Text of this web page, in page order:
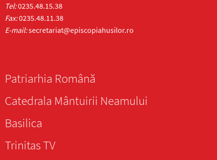
Tel:0235.48.15.38
Fax:0235.48.11.38
E-mail:secretariat@episcopiahusilor.ro
Patriarhia Română
Catedrala Mântuirii Neamului
Basilica
Trinitas TV